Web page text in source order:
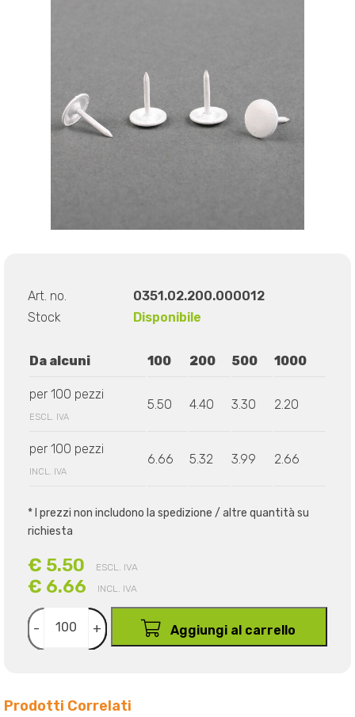
Art. no.
0351.02.200.000012
Stock
Disponibile
Da alcuni 100 200 500 1000
per 100 pezzi
ESCL. IVA
5.50 4.40 3.30 2.20
per 100 pezzi
INCL. IVA
6.66 5.32 3.99 2.66
* I prezzi non includono la spedizione / altre quantità su
richiesta
€ 5.50 ESCL. IVA
€ 6.66 INCL. IVA
- + Aggiungi al carrello
Prodotti Correlati